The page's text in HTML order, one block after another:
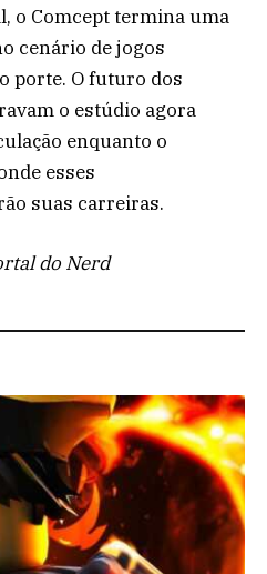
o Comcept termina uma
cenário de jogos
porte. O futuro dos
o estúdio agora
enquanto o
esses
suas carreiras.
do Nerd